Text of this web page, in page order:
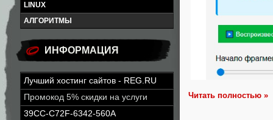
LINUX
АЛГОРИТМЫ
ИНФОРМАЦИЯ
Лучший хостинг сайтов - REG.RU
Промокод 5% скидки на услуги
39CC-C72F-6342-560A
Читать полностью »